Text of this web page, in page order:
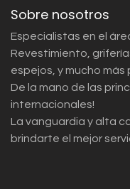
Sobre nosotros
Especialistas en el
Revestimiento,
espejos, y mucho más
De la mano de las
internacionales!
La vanguardia y alta
brindarte el mejor